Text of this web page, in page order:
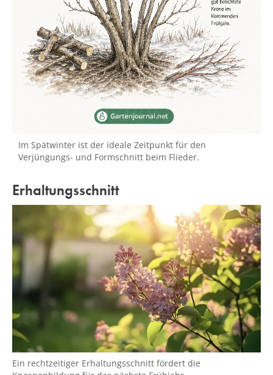
Im Spätwinter ist der ideale Zeitpunkt für den
Verjüngungs- und Formschnitt beim Flieder.
Erhaltungsschnitt
Ein rechtzeitiger Erhaltungsschnitt fördert die